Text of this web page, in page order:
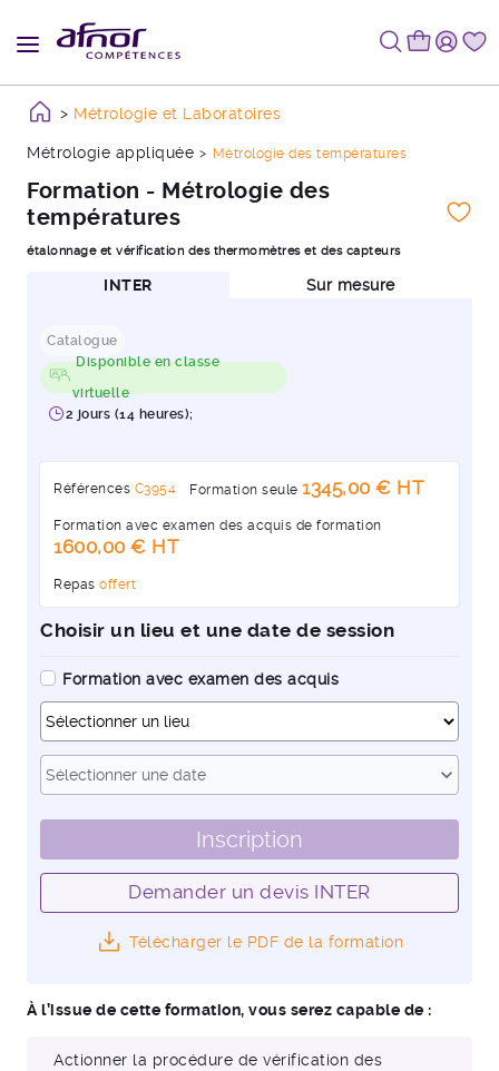
Métrologie et Laboratoires
Métrologie appliquée Métrologie des températures
Formation - Métrologie des
températures
étalonnage et vérification des thermomètres et des capteurs
INTER Sur mesure
Catalogue
Disponible en classe
virtuelle
2 jours (14 heures);
Références C3954 Formation seule 1345,00 € HT
Formation avec examen des acquis de formation
1600,00 € HT
Repas offert
Choisir un lieu et une date de session
Formation avec examen des acquis
Sélectionner une date
expand_more
Inscription
Demander un devis INTER
Télécharger le PDF de la formation
À l’issue de cette formation, vous serez capable de :
Actionner la procédure de vérification des